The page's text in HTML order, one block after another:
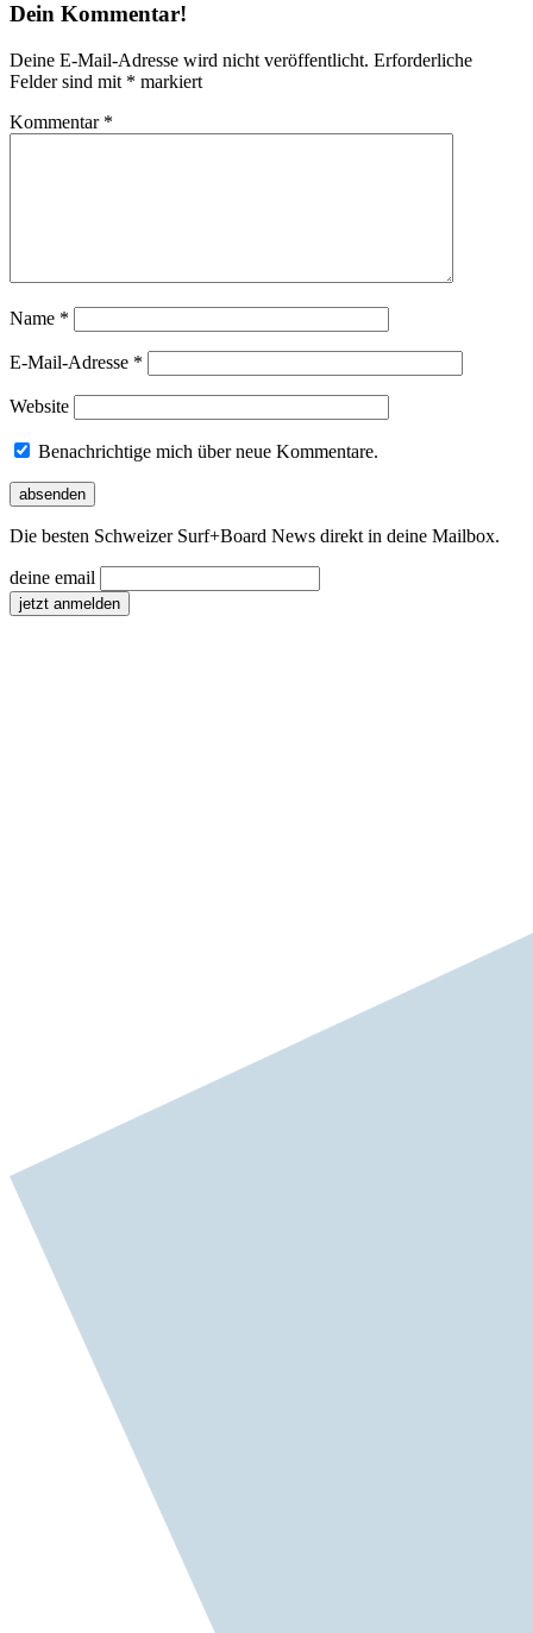
Dein Kommentar!
Deine E-Mail-Adresse wird nicht veröffentlicht. Erforderliche
Felder sind mit * markiert
Kommentar *
Name *
E-Mail-Adresse *
Website
Benachrichtige mich über neue Kommentare.
Die besten Schweizer Surf+Board News direkt in deine Mailbox.
deine email